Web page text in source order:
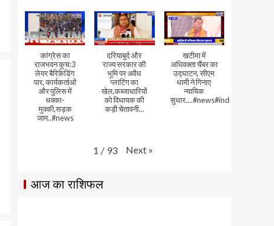
कांग्रेस का
राजभवन कूच:3
लेयर बैरिकेडिंग
पार, कार्यकर्ताओं
और पुलिस में
धक्का-
मुक्की,सड़क
जाम..#news
दरियाबुर्द और
राज्य सरकार की
भूमि पर अवैध
प्लाटिंग का
खेल,कब्जाधारियों
को विधायक की
कड़ी चेतावनी...
खटीमा में
अधिवक्ता चैंबर का
उद्घाटन, सीएम
धामी ने गिनाए
न्यायिक
सुधार....#news#india#video
1 / 93 Next »
आज का राशिफल